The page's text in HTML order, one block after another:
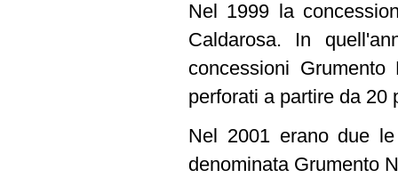
Nel 1999 la
Caldarosa. In
concessioni
perforati a partire da 20
Nel 2001 erano due
denominata Grumento